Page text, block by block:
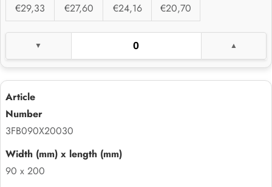
€29,33
€27,60 €24,16 €20,70
3FB090X20030
90 x 200